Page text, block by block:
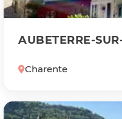
AUBETERRE-
Charente